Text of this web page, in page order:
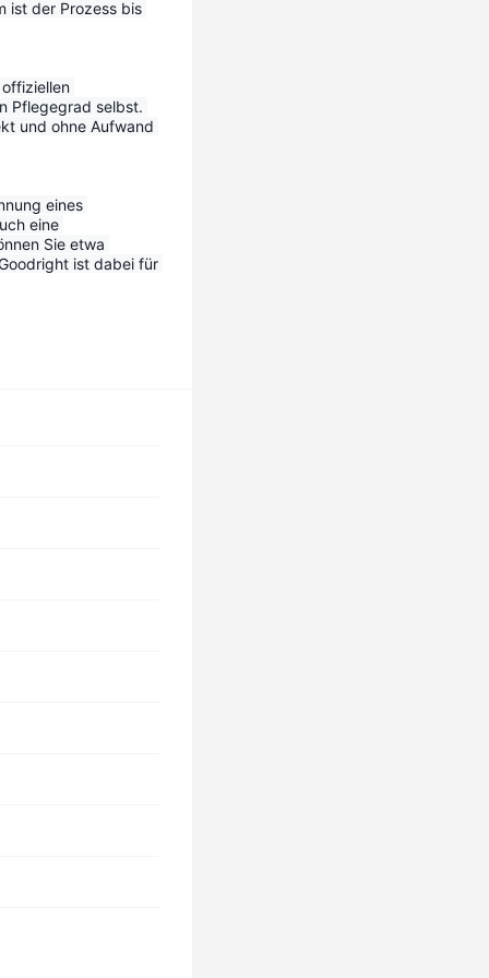
ist der Prozess bis
Pflegegrad selbst.
und ohne Aufwand
eines
eine
Sie etwa
ist dabei für